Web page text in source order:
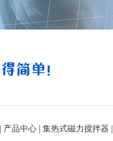
产品中心 集热式磁力搅拌器